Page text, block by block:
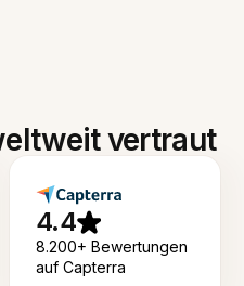
vertraut
4.4
8.200+ Bewertungen
auf Capterra